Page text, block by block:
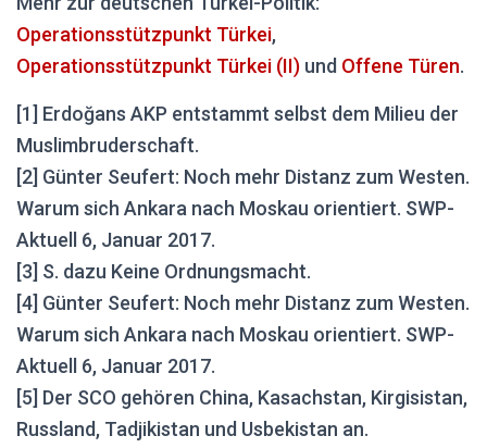
Operationsstützpunkt Türkei,
Operationsstützpunkt Türkei (II) und Offene Türen.
[1] Erdoğans AKP entstammt selbst dem Milieu der
Muslimbruderschaft.
[2] Günter Seufert: Noch mehr Distanz zum Westen.
Warum sich Ankara nach Moskau orientiert. SWP-
Aktuell 6, Januar 2017.
[3] S. dazu Keine Ordnungsmacht.
[4] Günter Seufert: Noch mehr Distanz zum Westen.
Warum sich Ankara nach Moskau orientiert. SWP-
Aktuell 6, Januar 2017.
[5] Der SCO gehören China, Kasachstan, Kirgisistan,
Russland, Tadjikistan und Usbekistan an.